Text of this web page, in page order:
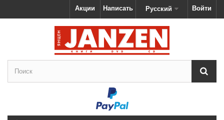
Войти
Русский
Написать
Акции